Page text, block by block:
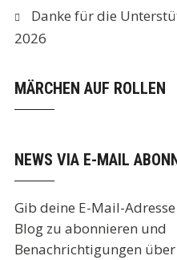
Danke für die
2026
MÄRCHEN AUF ROLLEN
NEWS VIA E-MAIL
Gib deine E-Mail-
Blog zu abonnieren und
Benachrichtigungen